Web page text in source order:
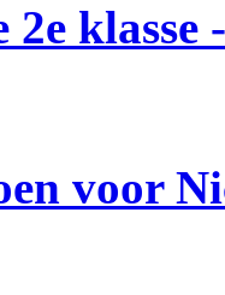
klasse
voor